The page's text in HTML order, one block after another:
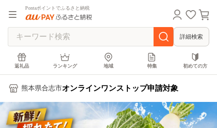
Pontaポイントでふるさと納税
詳細検索
返礼品 ランキング 地域 特集 初めての方
熊本県合志市オンラインワンストップ申請対象